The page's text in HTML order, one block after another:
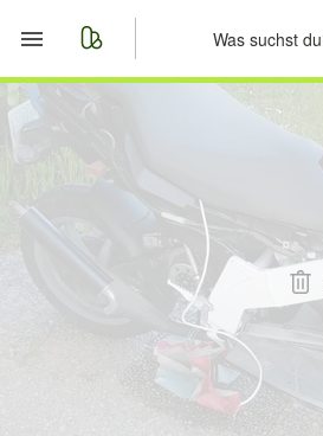
Merkliste
Nachrichten
Anzeige aufgeben